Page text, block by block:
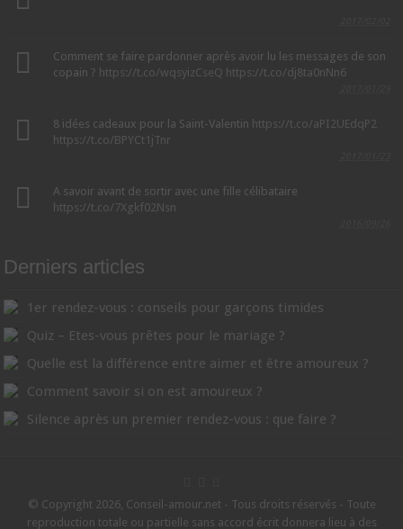
Comment se faire pardonner après avoir lu les messages de son
copain ? https://t.co/wqsyizCseQ https://t.co/dj8ta0nNn6
8 idées cadeaux pour la Saint-Valentin https://t.co/aPI2UEdqP2
https://t.co/BPYCt1jTnr
A savoir avant de sortir avec une fille célibataire
https://t.co/7Xgkf02Nsn
Derniers articles
1er rendez-vous : conseils pour garçons timides
Quiz – Etes-vous prêtes pour le mariage ?
Quelle est la différence entre aimer et être amoureux ?
Comment savoir si on est amoureux ?
Silence après un premier rendez-vous : que faire ?
© Copyright 2026, Conseil-amour.net - Tous droits réservés - Toute
reproduction totale ou partielle sans accord écrit donnera lieu à des